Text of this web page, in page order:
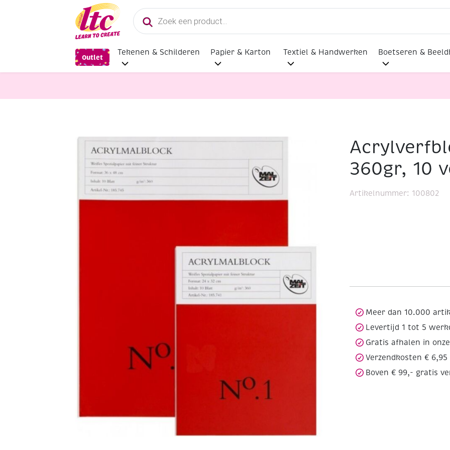
Producten
zoeken
Outlet
Tekenen & Schilderen Papier & Karton Textiel & Handwerken Boetseren &
Papier en Karton Acrylverfblok 36x48cm, 360gr, 10 vel
360gr, 10
Artikelnummer: 100802
Meer dan 10.000
Levertijd 1 tot 5
Gratis afhalen in
Verzendkosten € 6,95
Boven € 99,- gratis